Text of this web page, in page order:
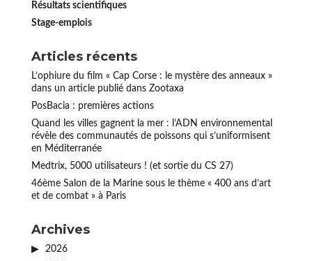
Résultats scientifiques
Stage-emplois
Articles récents
L’ophiure du film « Cap Corse : le mystère des anneaux »
dans un article publié dans Zootaxa
PosBacia : premières actions
Quand les villes gagnent la mer : l’ADN environnemental
révèle des communautés de poissons qui s’uniformisent
en Méditerranée
Medtrix, 5000 utilisateurs ! (et sortie du CS 27)
46ème Salon de la Marine sous le thème « 400 ans d’art
et de combat » à Paris
Archives
2026